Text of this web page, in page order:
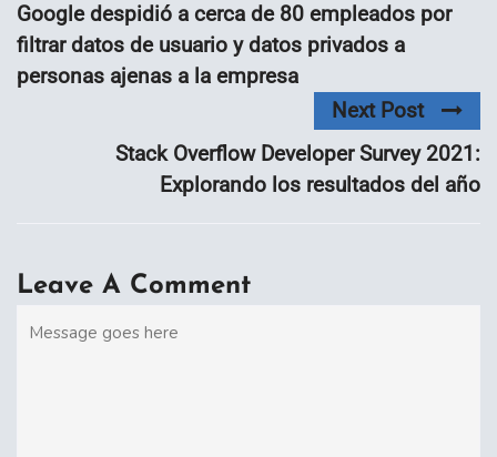
Google despidió a cerca de 80 empleados por
filtrar datos de usuario y datos privados a
personas ajenas a la empresa
Next Post
Stack Overflow Developer Survey 2021:
Explorando los resultados del año
Leave A Comment